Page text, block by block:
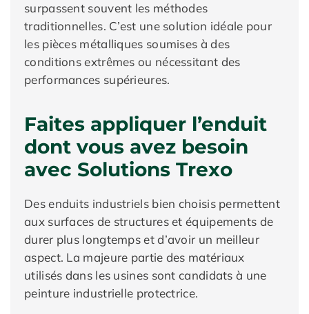
surpassent souvent les méthodes
traditionnelles. C’est une solution idéale pour
les pièces métalliques soumises à des
conditions extrêmes ou nécessitant des
performances supérieures.
Faites appliquer l’enduit
dont vous avez besoin
avec Solutions Trexo
Des enduits industriels bien choisis permettent
aux surfaces de structures et équipements de
durer plus longtemps et d’avoir un meilleur
aspect. La majeure partie des matériaux
utilisés dans les usines sont candidats à une
peinture industrielle protectrice.